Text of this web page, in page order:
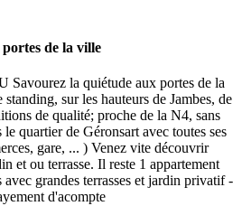
de la ville
la quiétude aux portes de la
sur les hauteurs de Jambes, de
de qualité; proche de la N4, sans
quartier de Géronsart avec toutes ses
gare, ... ) Venez vite découvrir
et ou terrasse. Il reste 1 appartement
avec grandes terrasses et jardin privatif -
d'acompte